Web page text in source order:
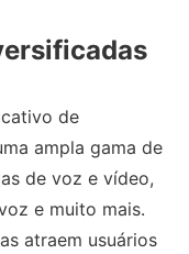
de
ampla gama de
de voz e vídeo,
e muito mais.
atraem usuários